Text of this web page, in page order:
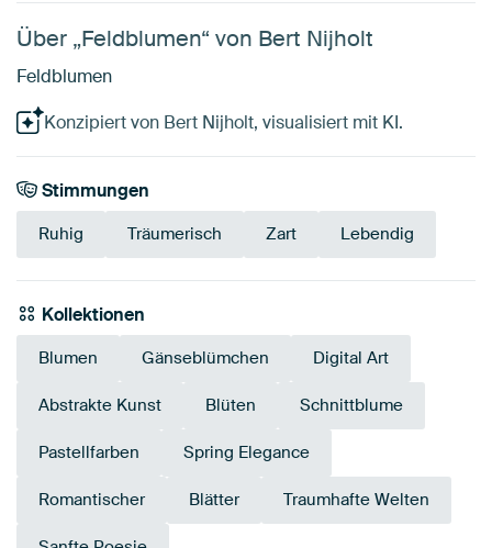
Über „Feldblumen“ von Bert Nijholt
Feldblumen
Konzipiert von Bert Nijholt, visualisiert mit KI.
Stimmungen
Ruhig Träumerisch Zart Lebendig
Kollektionen
Blumen Gänseblümchen Digital Art
Abstrakte Kunst Blüten Schnittblume
Pastellfarben Spring Elegance
Romantischer Blätter Traumhafte Welten